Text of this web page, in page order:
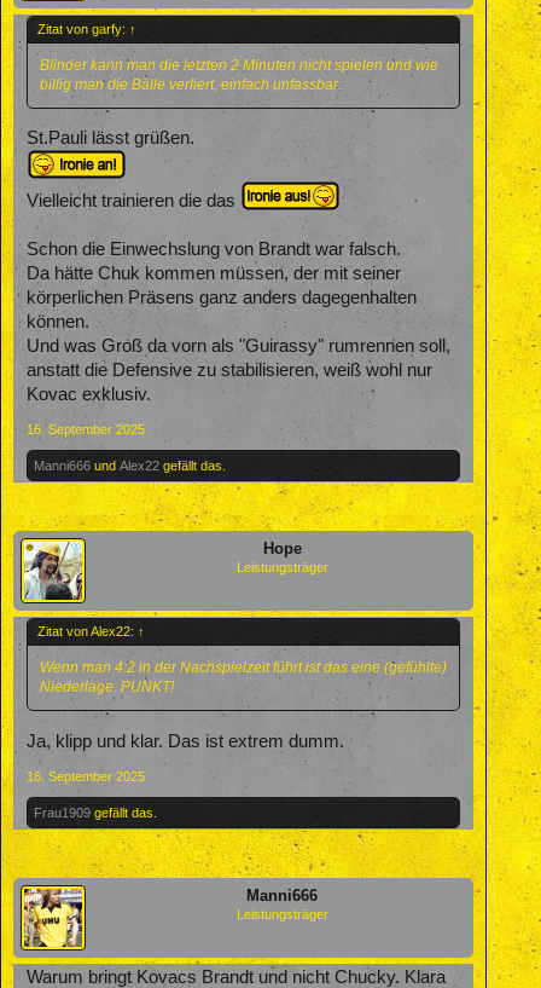
Zitat von garfy: ↑
Blinder kann man die letzten 2 Minuten nicht spielen und wie
billig man die Bälle verliert, einfach unfassbar.
St.Pauli lässt grüßen.
Vielleicht trainieren die das
Schon die Einwechslung von Brandt war falsch.
Da hätte Chuk kommen müssen, der mit seiner
körperlichen Präsens ganz anders dagegenhalten
können.
Und was Groß da vorn als "Guirassy" rumrennen soll,
anstatt die Defensive zu stabilisieren, weiß wohl nur
Kovac exklusiv.
16. September 2025
Manni666 und Alex22 gefällt das.
Hope
Leistungsträger
Zitat von Alex22: ↑
Wenn man 4:2 in der Nachspielzeit führt ist das eine (gefühlte)
Niederlage. PUNKT!
Ja, klipp und klar. Das ist extrem dumm.
16. September 2025
Frau1909 gefällt das.
Manni666
Leistungsträger
Warum bringt Kovacs Brandt und nicht Chucky. Klara